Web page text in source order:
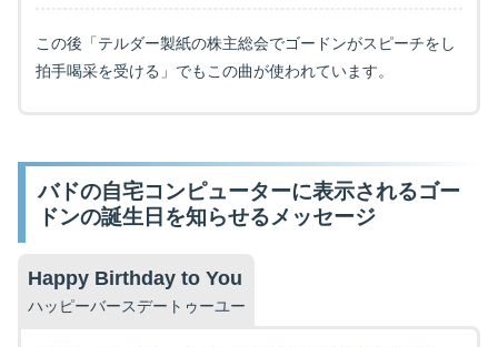
この後「テルダー製紙の株主総会でゴードンがスピーチをし
拍手喝采を受ける」でもこの曲が使われています。
バドの自宅コンピューターに表示されるゴー
ドンの誕生日を知らせるメッセージ
Happy Birthday to You
ハッピーバースデートゥーユー